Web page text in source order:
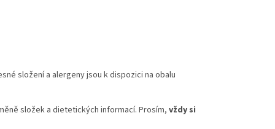
složení a alergeny jsou k dispozici na obalu
složek a dietetických informací. Prosím, vždy si